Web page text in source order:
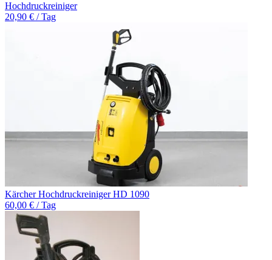
Hochdruckreiniger
20,90 € / Tag
Kärcher Hochdruckreiniger HD 1090
60,00 € / Tag